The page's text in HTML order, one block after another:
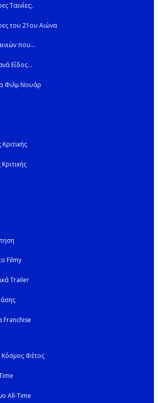
Ταινίες;.
του 21ου Αιώνα
που…
Είδος…
Φιλμ Νουάρ
Filmy
Trailer
Franchise
Φέτος
All-Time